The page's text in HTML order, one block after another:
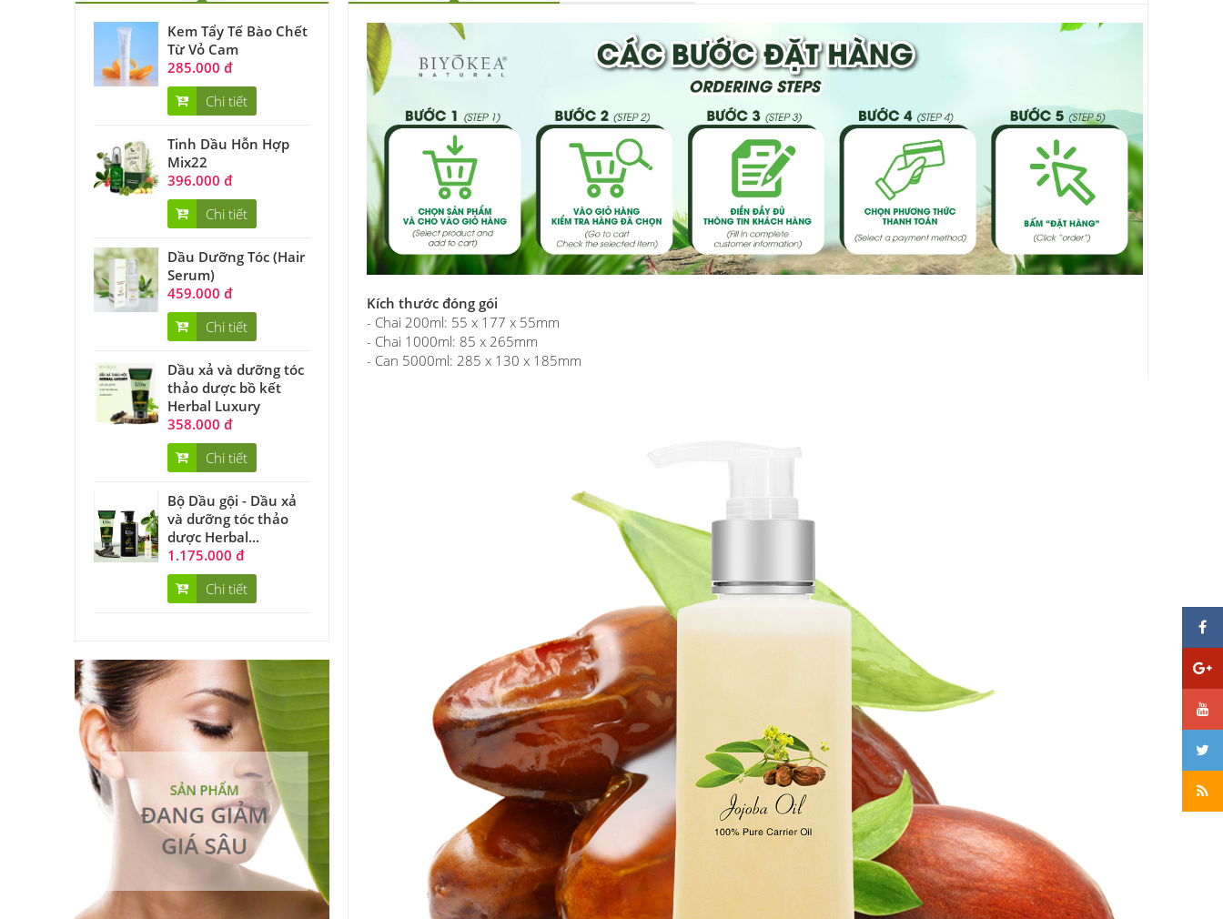
Kem Tẩy Tế Bào Chết
Từ Vỏ Cam
285.000 đ
Chi tiết
Tinh Dầu Hỗn Hợp
Mix22
396.000 đ
Chi tiết
Dầu Dưỡng Tóc (Hair
Serum)
459.000 đ
Chi tiết
Dầu xả và dưỡng tóc
thảo dược bồ kết
Herbal Luxury
358.000 đ
Chi tiết
Bộ Dầu gội - Dầu xả
và dưỡng tóc thảo
dược Herbal...
1.175.000 đ
Chi tiết
Kích thước đóng gói
- Chai 200ml: 55 x 177 x 55mm
- Chai 1000ml: 85 x 265mm
- Can 5000ml: 285 x 130 x 185mm